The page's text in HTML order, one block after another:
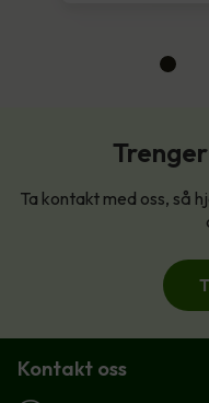
Ta kontakt med oss, så
Kontakt oss